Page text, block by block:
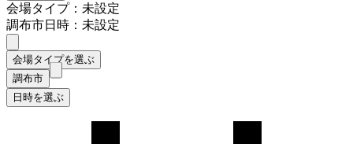
会場タイプ：未設定
調布市日時：未設定
会場タイプを選ぶ
調布市
日時を選ぶ